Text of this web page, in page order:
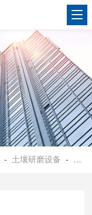
- 土壤研磨设备 - HX-YMJ型土壤研磨机 土壤样品检测打磨仪